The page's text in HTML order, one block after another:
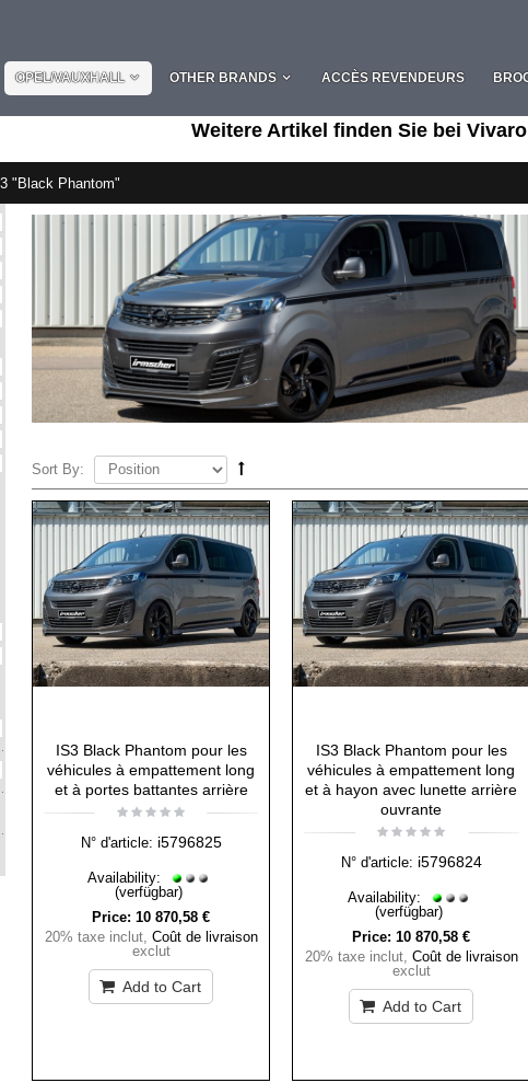
OPEL/VAUXHALL OTHER BRANDS ACCÈS REVENDEURS
Weitere Artikel finden Sie bei
"Black Phantom"
Sort By:
IS3 Black Phantom pour les
véhicules à empattement long
et à portes battantes arrière
N° d'article: i5796825
Availability:
(verfügbar)
Price: 10 870,58 €
20% taxe inclut, Coût de livraison
exclut
Add to Cart
IS3 Black Phantom pour les
véhicules à empattement long
et à hayon avec lunette arrière
ouvrante
N° d'article: i5796824
Availability:
(verfügbar)
Price: 10 870,58 €
20% taxe inclut, Coût de livraison
exclut
Add to Cart